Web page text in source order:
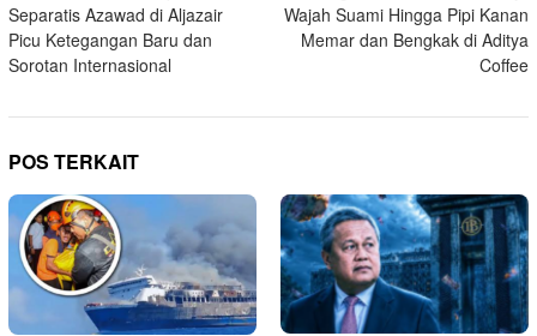
Separatis Azawad di Aljazair
Picu Ketegangan Baru dan
Sorotan Internasional
Wajah Suami Hingga Pipi Kanan
Memar dan Bengkak di Aditya
Coffee
POS TERKAIT